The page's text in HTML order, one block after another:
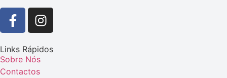
Links Rápidos
Sobre Nós
Contactos